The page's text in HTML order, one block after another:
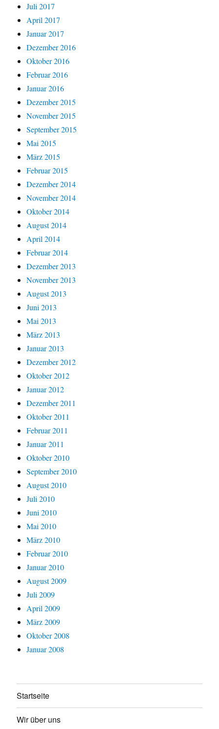
Juli 2017
April 2017
Januar 2017
Dezember 2016
Oktober 2016
Februar 2016
Januar 2016
Dezember 2015
November 2015
September 2015
Mai 2015
März 2015
Februar 2015
Dezember 2014
November 2014
Oktober 2014
August 2014
April 2014
Februar 2014
Dezember 2013
November 2013
August 2013
Juni 2013
Mai 2013
März 2013
Januar 2013
Dezember 2012
Oktober 2012
Januar 2012
Dezember 2011
Oktober 2011
Februar 2011
Januar 2011
Oktober 2010
September 2010
August 2010
Juli 2010
Juni 2010
Mai 2010
März 2010
Februar 2010
Januar 2010
August 2009
Juli 2009
April 2009
März 2009
Oktober 2008
Januar 2008
Startseite
Wir über uns